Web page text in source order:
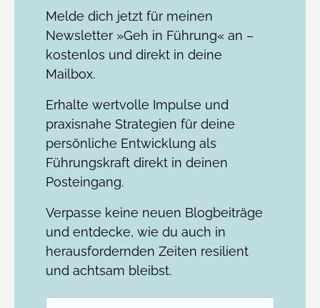
Melde dich jetzt für meinen
Newsletter »Geh in Führung« an –
kostenlos und direkt in deine
Mailbox.
Erhalte wertvolle Impulse und
praxisnahe Strategien für deine
persönliche Entwicklung als
Führungskraft direkt in deinen
Posteingang.
Verpasse keine neuen Blogbeiträge
und entdecke, wie du auch in
herausfordernden Zeiten resilient
und achtsam bleibst.